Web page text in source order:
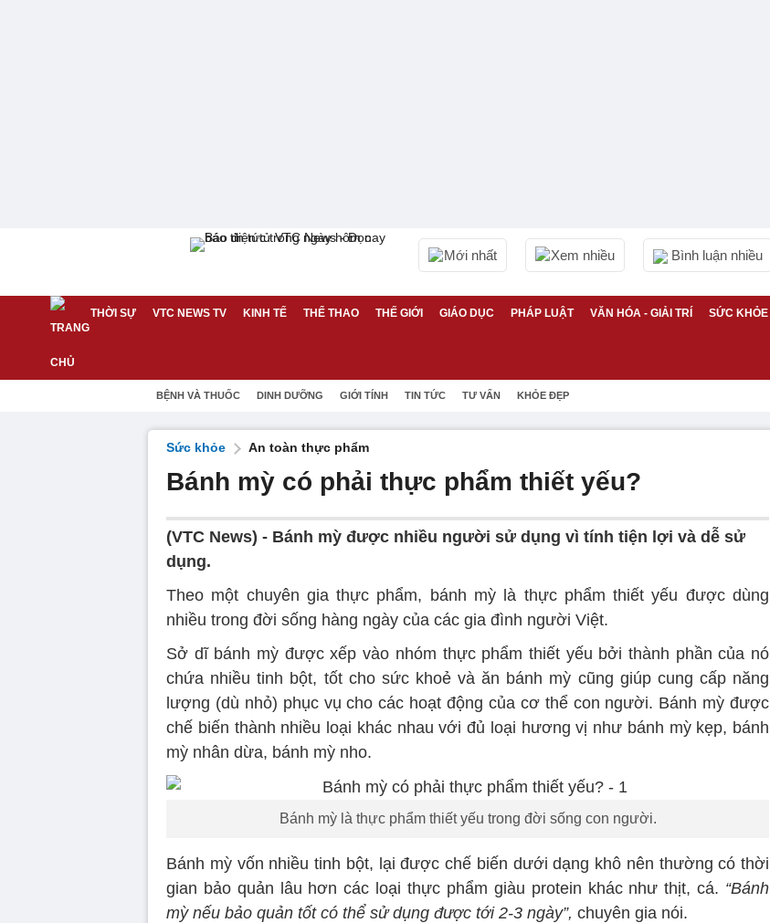
Mới nhất Xem nhiều Bình luận nhiều
THỜI SỰ VTC NEWS TV KINH TẾ THỂ THAO THẾ GIỚI GIÁO DỤC PHÁP LUẬT VĂN HÓA - GIẢI TRÍ SỨC KHỎE
BỆNH VÀ THUỐC DINH DƯỠNG GIỚI TÍNH TIN TỨC TƯ VẤN KHỎE ĐẸP
Sức khỏe An toàn thực phẩm
Bánh mỳ có phải thực phẩm thiết yếu?
(VTC News) - Bánh mỳ được nhiều người sử dụng vì tính tiện lợi và dễ sử
dụng.
Theo một chuyên gia thực phẩm, bánh mỳ là thực phẩm thiết yếu được dùng
nhiều trong đời sống hàng ngày của các gia đình người Việt.
Sở dĩ bánh mỳ được xếp vào nhóm thực phẩm thiết yếu bởi thành phần của nó
chứa nhiều tinh bột, tốt cho sức khoẻ và ăn bánh mỳ cũng giúp cung cấp năng
lượng (dù nhỏ) phục vụ cho các hoạt động của cơ thể con người. Bánh mỳ được
chế biến thành nhiều loại khác nhau với đủ loại hương vị như bánh mỳ kẹp, bánh
mỳ nhân dừa, bánh mỳ nho.
Bánh mỳ là thực phẩm thiết yếu trong đời sống con người.
Bánh mỳ vốn nhiều tinh bột, lại được chế biến dưới dạng khô nên thường có thời
gian bảo quản lâu hơn các loại thực phẩm giàu protein khác như thịt, cá. “Bánh
mỳ nếu bảo quản tốt có thể sử dụng được tới 2-3 ngày”, chuyên gia nói.